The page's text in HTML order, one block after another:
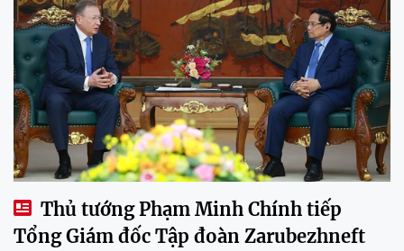
Thủ tướng Phạm Minh Chính tiếp
Tổng Giám đốc Tập đoàn Zarubezhneft